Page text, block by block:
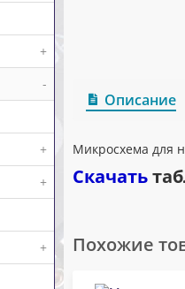
+
-
+
+
+
Описание
Микросхема для
Скачать
Похожие